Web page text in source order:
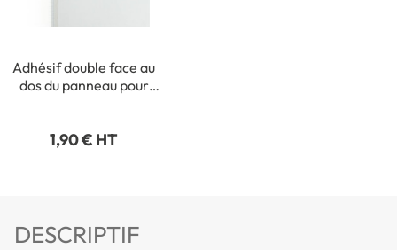
Adhésif double face au
dos du panneau pour
1,90 € HT
DESCRIPTIF